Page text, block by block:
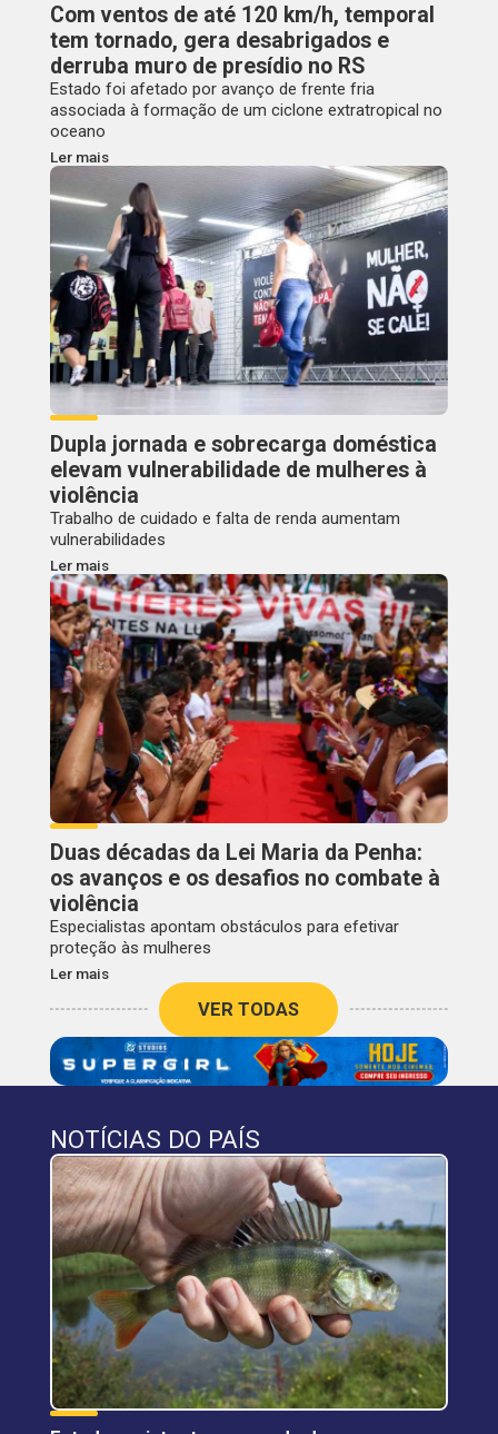
Com ventos de até 120 km/h, temporal
tem tornado, gera desabrigados e
derruba muro de presídio no RS
Estado foi afetado por avanço de frente fria
associada à formação de um ciclone extratropical no
oceano
Ler mais
Dupla jornada e sobrecarga doméstica
elevam vulnerabilidade de mulheres à
violência
Trabalho de cuidado e falta de renda aumentam
vulnerabilidades
Ler mais
Duas décadas da Lei Maria da Penha:
os avanços e os desafios no combate à
violência
Especialistas apontam obstáculos para efetivar
proteção às mulheres
Ler mais
VER TODAS
NOTÍCIAS DO PAÍS